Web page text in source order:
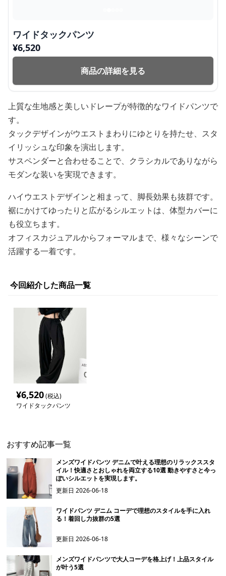
ワイドタックパンツ
¥6,520
商品の詳細を見る
上質な生地感と美しいドレープが特徴的なワイドパンツで
す。
タックデザインがウエストまわりにゆとりを持たせ、スタ
イリッシュな印象を演出します。
サスペンダーと合わせることで、クラシカルでありながら
モダンな装いを実現できます。
ハイウエストデザインと相まって、脚長効果も抜群です。
裾にかけてゆったりと広がるシルエットは、体型カバーに
も役立ちます。
オフィスカジュアルからフォーマルまで、様々なシーンで
活躍する一着です。
今回紹介した商品一覧
¥6,520(税込)
ワイドタックパンツ
おすすめ記事一覧
メンズワイドパンツ デニムで叶える理想のリラックススタ
イル！快適さとおしゃれを両立する10選 動きやすさと今っ
ぽいシルエットを実現します。
更新日2026-06-18
ワイドパンツ デニム コーデで理想のスタイルを手に入れ
る！着回し力抜群の5選
更新日2026-06-18
メンズワイドパンツで大人コーデを格上げ！上品スタイル
が叶う5選